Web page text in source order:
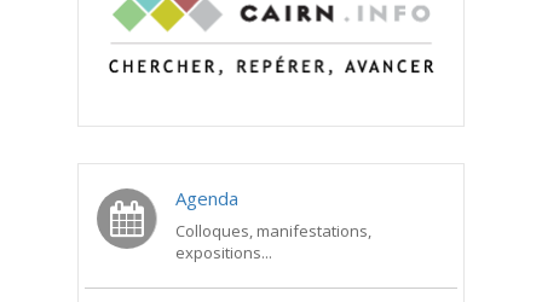
Agenda
Colloques, manifestations,
expositions...